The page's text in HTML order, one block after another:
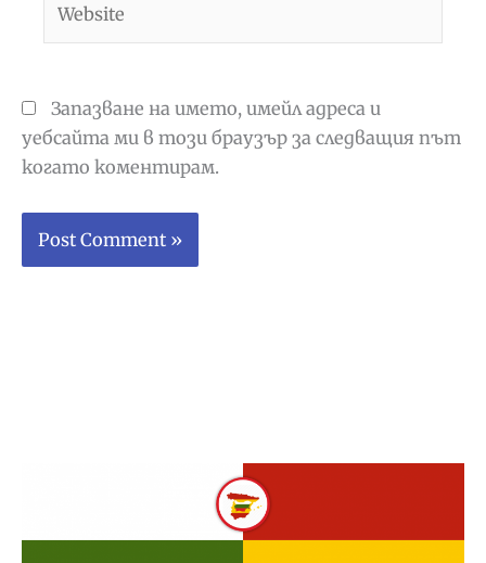
Запазване на името, имейл адреса и
уебсайта ми в този браузър за следващия път
когато коментирам.